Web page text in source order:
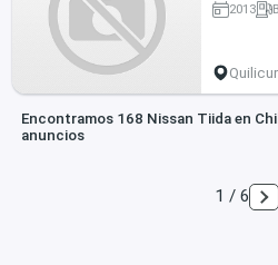
2013
Encontramos 168 Nissan Tiida en
anuncios
1 / 6